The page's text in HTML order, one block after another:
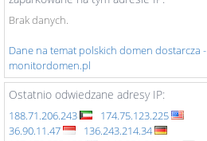
Brak danych.
Dane na temat polskich domen dostarcza -
monitordomen.pl
Ostatnio odwiedzane adresy IP:
188.71.206.243
174.75.123.225
36.90.11.47
136.243.214.34